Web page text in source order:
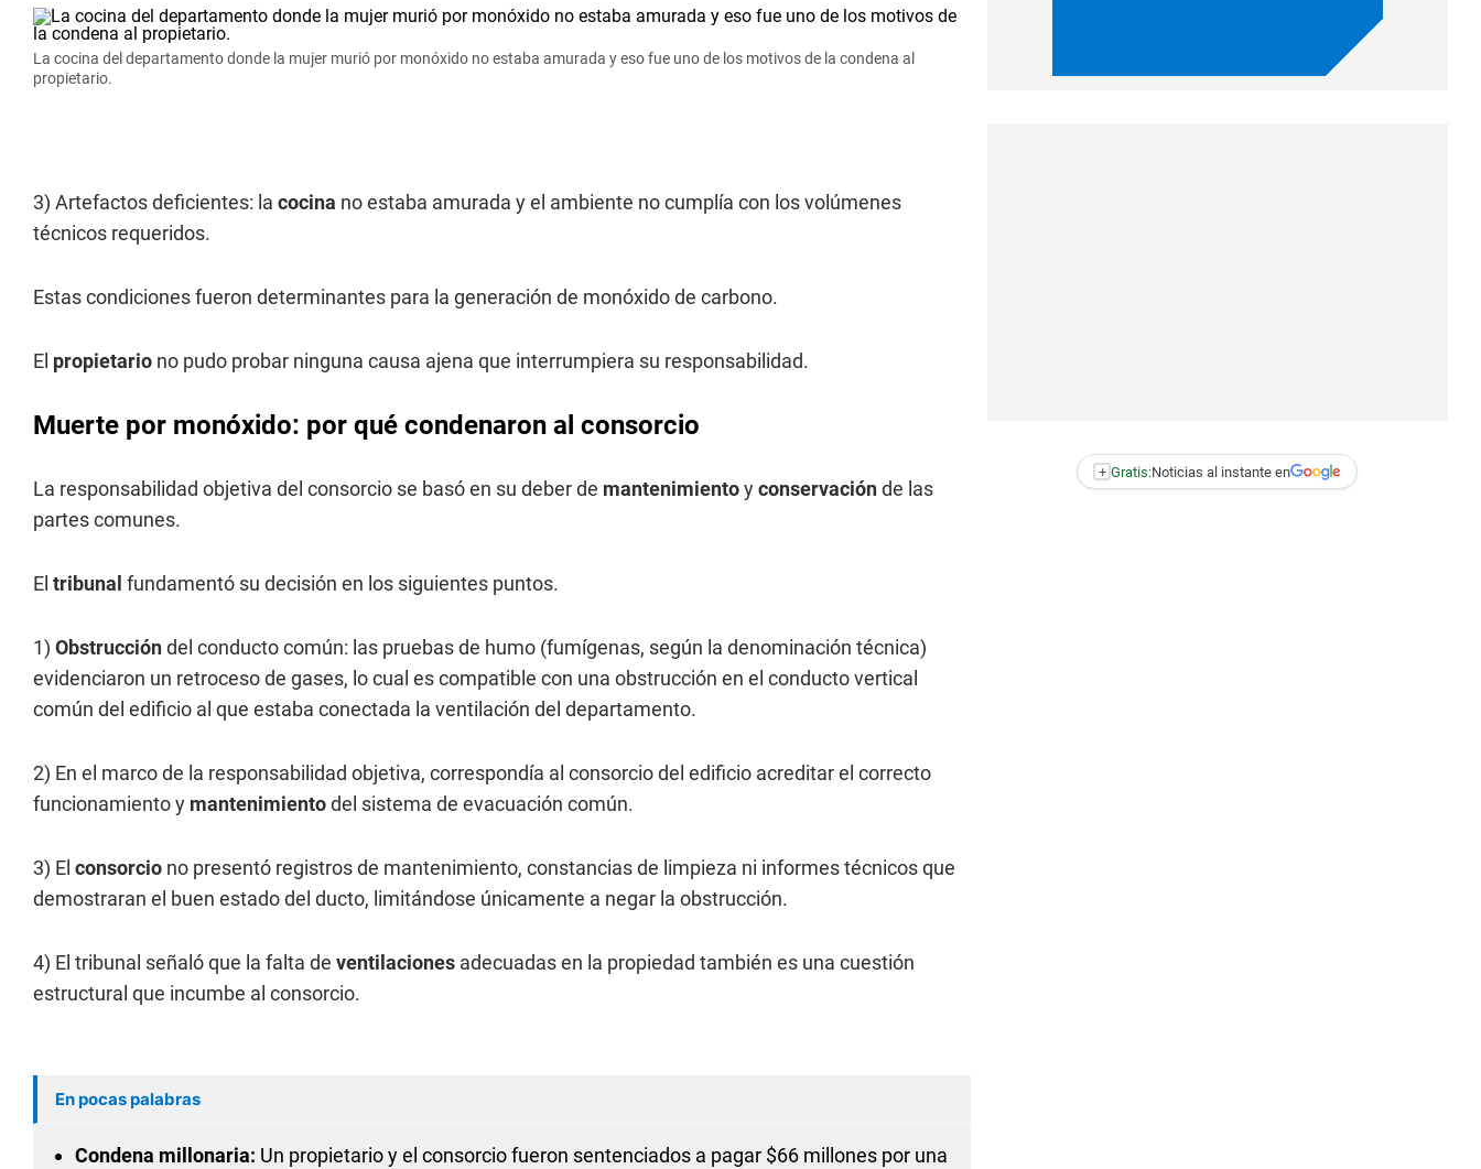
La cocina del departamento donde la mujer murió por monóxido no estaba amurada y eso fue uno de los motivos de la condena al
propietario.
3) Artefactos deficientes: la cocina no estaba amurada y el ambiente no cumplía con los volúmenes
técnicos requeridos.
Estas condiciones fueron determinantes para la generación de monóxido de carbono.
El propietario no pudo probar ninguna causa ajena que interrumpiera su responsabilidad.
Muerte por monóxido: por qué condenaron al consorcio
La responsabilidad objetiva del consorcio se basó en su deber de mantenimientoyconservaciónde las
partes comunes.
El tribunal fundamentó su decisión en los siguientes puntos.
1) Obstruccióndel conducto común: las pruebas de humo (fumígenas, según la denominación técnica)
evidenciaron un retroceso de gases, lo cual es compatible con una obstrucción en el conducto vertical
común del edificio al que estaba conectada la ventilación del departamento.
2) En el marco de la responsabilidad objetiva, correspondía al consorcio del edificio acreditar el correcto
funcionamiento y mantenimientodel sistema de evacuación común.
3) E consorcio no presentó registros de mantenimiento, constancias de limpieza ni informes técnicos que
demostraran el buen estado del ducto, limitándose únicamente a negar la obstrucción.
4) El tribunal señaló que la falta de ventilaciones adecuadas en la propiedad también es una cuestión
estructural que incumbe al consorcio.
En pocas palabras
Condena millonaria: Un propietario y el consorcio fueron sentenciados a pagar $66 millones por una
+ Gratis:Noticias al instante en